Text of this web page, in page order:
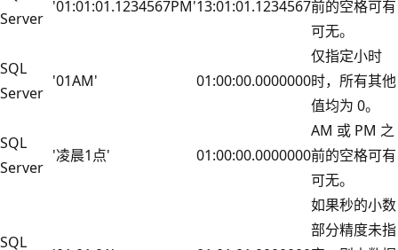
Server
'01:01:01.1234567PM'13:01:01.1234567前的空格可有
可无。
SQL
Server
'01AM' 01:00:00.0000000
仅指定小时
时，所有其他
值均为 0。
SQL
Server
'凌晨1点' 01:00:00.0000000
AM 或 PM 之
前的空格可有
可无。
SQL
如果秒的小数
部分精度未指